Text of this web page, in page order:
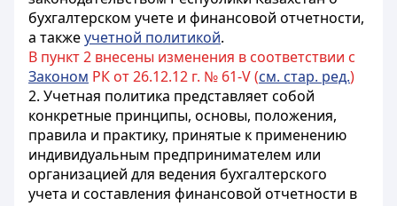
бухгалтерском учете и финансовой отчетности,
а такжеучетной политикой.
В пункт 2 внесены изменения в соответствии с
Законом РК от 26.12.12 г. № 61-V (см. стар. ред.)
2. Учетная политика представляет собой
конкретные принципы, основы, положения,
правила и практику, принятые к применению
индивидуальным предпринимателем или
организацией для ведения бухгалтерского
учета и составления финансовой отчетности в